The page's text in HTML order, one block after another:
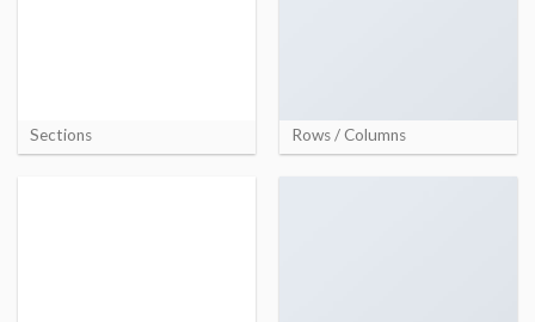
Sections Rows / Columns